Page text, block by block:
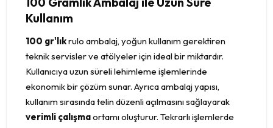
Kullanım
100 gr'lıkrulo ambalaj, yoğun kullanım gerektiren
teknik servisler ve atölyeler için ideal bir miktardır.
Kullanıcıya uzun süreli lehimleme işlemlerinde
ekonomik bir çözüm sunar. Ayrıca ambalaj yapısı,
kullanım sırasında telin düzenli açılmasını sağlayarak
verimli çalışmaortamı oluşturur. Tekrarlı işlemlerde